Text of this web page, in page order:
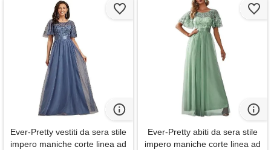
Ever-Pretty vestiti da sera stile
impero maniche corte linea ad
Ever-Pretty abiti da sera stile
impero maniche corte linea ad